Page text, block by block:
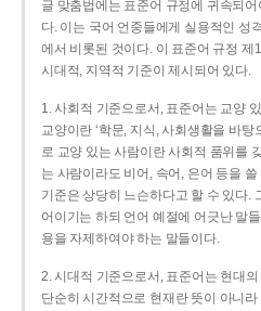
글 맞춤법에는 표준어 규정에 귀속되
다. 이는 국어 언중들에게 실용적인 성
에서 비롯된 것이다. 이 표준어 규정
시대적, 지역적 기준이 제시되어 있다.
1. 사회적 기준으로서, 표준어는 교양
교양이란 ‘학문, 지식, 사회생활을 바탕
로 교양 있는 사람이란 사회적 품위를
는 사람이라도 비어, 속어, 은어 등을
기준은 상당히 느슨하다고 할 수 있다.
어이기는 하되 언어 예절에 어긋난 말
용을 자제하여야 하는 말들이다.
2. 시대적 기준으로서, 표준어는 현대의
단순히 시간적으로 현재란 뜻이 아니